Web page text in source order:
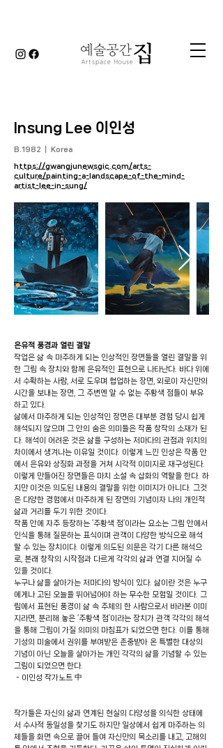
Insung Lee 이인성
B.1982 ｜ Korea
https://gwangjunewsgic.com/arts-
culture/painting-a-landscape-of-the-mind-
artist-lee-in-sung/
은유적 풍경과 열린 결말
작업은 삶 속 마주하게 되는 인상적인 장면들을 열린 결말을 위
한 그림 속 장치와 함께 은유적인 표현으로 나타난다. 바다 위에
서 수확하는 사람, 서로 도우며 협업하는 장면, 외로이 자신만의
시간을 보내는 장면, 그 주변엔 알 수 없는 주황색 점들이 부유
하고 있다.
삶에서 마주하게 되는 인상적인 장면은 대부분 경험 당시 쉽게
해석되지 않으며 그 안의 숨은 의미들은 작품 창작의 소재가 된
다. 해석이 어려운 것은 삶을 구성하는 저마다의 관점과 위치의
차이에서 생겨나는 이유일 것이다. 이렇게 느낀 인상은 작품 안
에서 은유와 상징화 과정을 거쳐 시각적 이미지로 재구성된다.
이렇게 만들어진 장면들은 마치 소설 속 삽화의 역할을 한다. 하
지만 이것은 의도된 내용의 결말을 위한 이미지가 아니다. 그것
은 다양한 경험에서 마주하게 된 장면의 기념이자 나의 개인적
삶과 거리를 두기 위한 것이다.
작품 안에 자주 등장하는 ‘주황색 점’이라는 요소는 그림 안에서
인식을 통해 질문하는 표식이며 관객이 다양한 방식으로 해석
할 수 있는 장치이다. 이렇게 의도된 의문은 각기 다른 해석으
로, 본래 창작의 시작점과 다르게 각각의 삶과 연결 지어질 수
있을 것이다.
누구나 삶을 살아가는 저마다의 방식이 있다. 삶이란 것은 누구
에게나 고된 오늘을 뛰어넘어야 하는 무수한 모험일 것이다. 그
림에서 표현된 풍경이 삶 속 주체의 한 사람으로서 바라본 이미
지라면, 분리해 놓은 ‘주황색 점’이라는 장치가 관객 각각의 해석
을 통해 그림이 가질 의미의 마침표가 되었으면 한다. 이를 통해
기성의 미술에서 권위를 부여받은 존중받아 온 특별한 대상의
기념이 아닌 오늘을 살아가는 개인 각각의 삶을 기념할 수 있는
그림이 되었으면 한다.
- 이인성 작가노트 中
작가들은 자신의 삶과 연계된 현실의 다양성을 의식한 상태에
서 수사적 동일성을 찾기도 하지만 일상에서 쉽게 마주하는 의
제들을 화면 속으로 끌어 들여 자신만의 목소리를 내고, 고해의